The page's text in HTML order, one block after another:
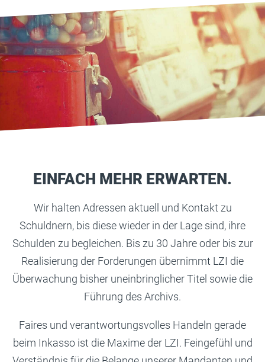
EINFACH MEHR ERWARTEN.
Wir halten Adressen aktuell und Kontakt zu
Schuldnern, bis diese wieder in der Lage sind, ihre
Schulden zu begleichen. Bis zu 30 Jahre oder bis zur
Realisierung der Forderungen übernimmt LZI die
Überwachung bisher uneinbringlicher Titel sowie die
Führung des Archivs.
Faires und verantwortungsvolles Handeln gerade
beim Inkasso ist die Maxime der LZI. Feingefühl und